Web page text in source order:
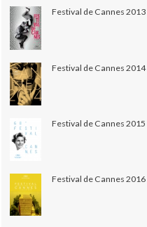
Festival de Cannes 2013
Festival de Cannes 2014
Festival de Cannes 2015
Festival de Cannes 2016